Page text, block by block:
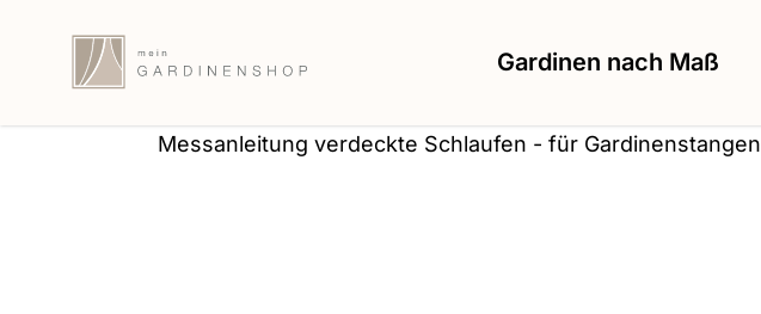
Gardinen nach Maß
Messanleitung verdeckte Schlaufen - für Gardinenstangen